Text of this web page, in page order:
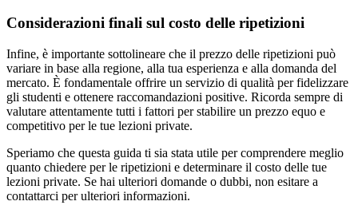
Considerazioni finali sul costo delle ripetizioni
Infine, è importante sottolineare che il prezzo delle ripetizioni può
variare in base alla regione, alla tua esperienza e alla domanda del
mercato. È fondamentale offrire un servizio di qualità per fidelizzare
gli studenti e ottenere raccomandazioni positive. Ricorda sempre di
valutare attentamente tutti i fattori per stabilire un prezzo equo e
competitivo per le tue lezioni private.
Speriamo che questa guida ti sia stata utile per comprendere meglio
quanto chiedere per le ripetizioni e determinare il costo delle tue
lezioni private. Se hai ulteriori domande o dubbi, non esitare a
contattarci per ulteriori informazioni.